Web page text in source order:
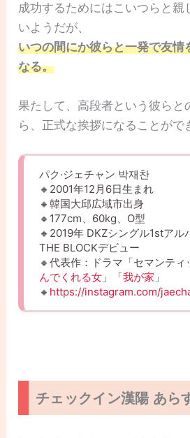
成功するためにはこいつらと親
いようだが、
いつの間にか彼らと一発で友情
なる。
果たして、高段者という彼らと
ら、正式な挨拶になることがで
パク·ジェチャン 박재찬
🔸2001年12月6日生まれ
🔸韓国大邱広域市出身
🔸177cm、60kg、O型
🔸2019年 DKZシングル1stアル
THE BLOCKデビュー
🔸代表作：ドラマ「セマンテ
んでくれる女 」「我が家 」
🔸 https://instagram.com/
チェックイン漢陽 あら